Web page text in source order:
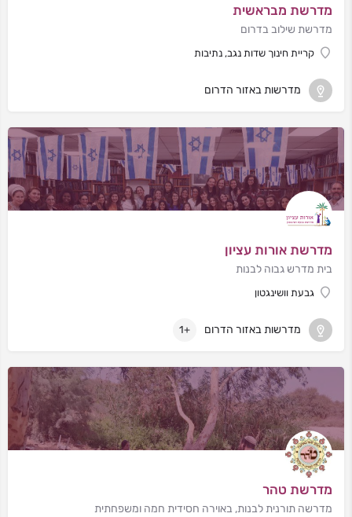
מדרשת מבראשית
מדרשת שילוב בדרום
קריית חינוך שדות נגב, נתיבות
מדרשות באזור הדרום
מדרשת אורות עציון
בית מדרש גבוה לבנות
גבעת וושינגטון
מדרשות באזור הדרום +1
מדרשת טהר
מדרשה תורנית לבנות, באוירה חסידית חמה ומשפחתית